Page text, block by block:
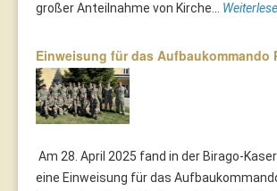
großer Anteilnahme von Kirche...
Einweisung für das Aufbaukommando
Am 28. April 2025 fand in der Birago-
eine Einweisung für das